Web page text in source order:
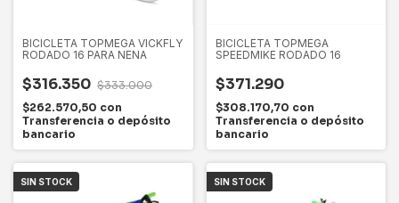
BICICLETA TOPMEGA VICKFLY
RODADO 16 PARA NENA
$316.350 $333.000
$262.570,50 con
Transferencia o depósito
bancario
BICICLETA TOPMEGA
SPEEDMIKE RODADO 16
$371.290
$308.170,70 con
Transferencia o depósito
bancario
SIN STOCK SIN STOCK